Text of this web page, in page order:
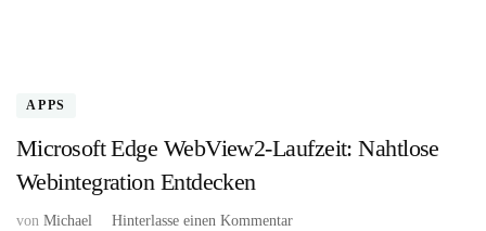
APPS
Microsoft Edge WebView2-Laufzeit: Nahtlose
Webintegration Entdecken
von Michael Hinterlasse einen Kommentarzu